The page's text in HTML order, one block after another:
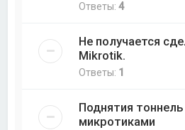
Ответы:4
Не получается
Mikrotik.
Ответы: 1
Поднятия
микротиками